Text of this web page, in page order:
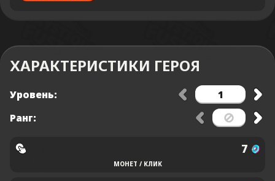
ХАРАКТЕРИСТИКИ ГЕРОЯ
Уровень:
Ранг:
7
МОНЕТ / КЛИК